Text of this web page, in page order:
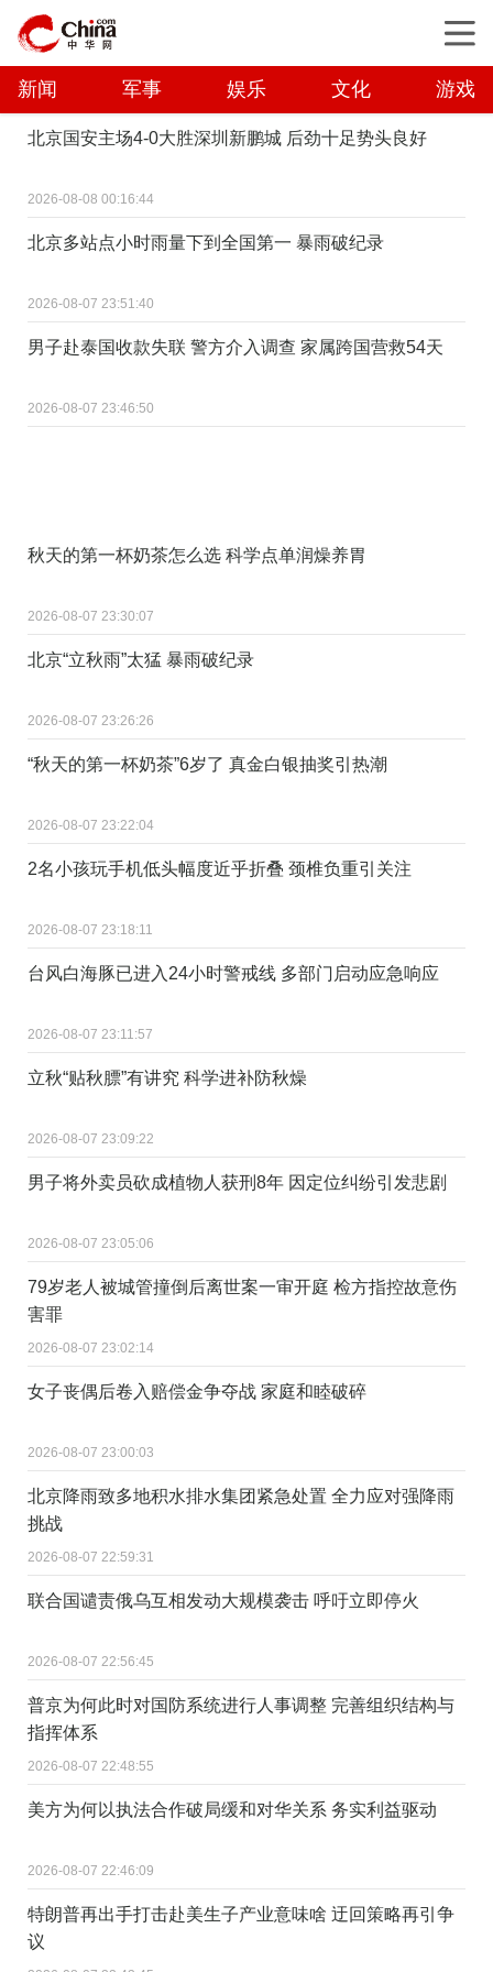
新闻 军事 娱乐 文化 游戏
北京国安主场4-0大胜深圳新鹏城 后劲十足势头良好
2026-08-08 00:16:44
北京多站点小时雨量下到全国第一 暴雨破纪录
2026-08-07 23:51:40
男子赴泰国收款失联 警方介入调查 家属跨国营救54天
2026-08-07 23:46:50
秋天的第一杯奶茶怎么选 科学点单润燥养胃
2026-08-07 23:30:07
北京“立秋雨”太猛 暴雨破纪录
2026-08-07 23:26:26
“秋天的第一杯奶茶”6岁了 真金白银抽奖引热潮
2026-08-07 23:22:04
2名小孩玩手机低头幅度近乎折叠 颈椎负重引关注
2026-08-07 23:18:11
台风白海豚已进入24小时警戒线 多部门启动应急响应
2026-08-07 23:11:57
立秋“贴秋膘”有讲究 科学进补防秋燥
2026-08-07 23:09:22
男子将外卖员砍成植物人获刑8年 因定位纠纷引发悲剧
2026-08-07 23:05:06
79岁老人被城管撞倒后离世案一审开庭 检方指控故意伤
害罪
2026-08-07 23:02:14
女子丧偶后卷入赔偿金争夺战 家庭和睦破碎
2026-08-07 23:00:03
北京降雨致多地积水排水集团紧急处置 全力应对强降雨
挑战
2026-08-07 22:59:31
联合国谴责俄乌互相发动大规模袭击 呼吁立即停火
2026-08-07 22:56:45
普京为何此时对国防系统进行人事调整 完善组织结构与
指挥体系
2026-08-07 22:48:55
美方为何以执法合作破局缓和对华关系 务实利益驱动
2026-08-07 22:46:09
特朗普再出手打击赴美生子产业意味啥 迂回策略再引争
议